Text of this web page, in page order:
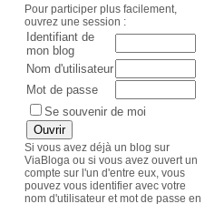
Pour participer plus facilement,
ouvrez une session :
Identifiant de
mon blog
Nom d'utilisateur
Mot de passe
Se souvenir de moi
Si vous avez déjà un blog sur
ViaBloga ou si vous avez ouvert un
compte sur l'un d'entre eux, vous
pouvez vous identifier avec votre
nom d'utilisateur et mot de passe en